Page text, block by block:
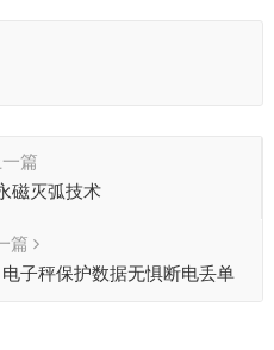
一篇
磁灭弧技术
篇
子秤保护数据无惧断电丢单